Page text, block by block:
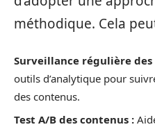
méthodique. Cela
Surveillance régulière
outils d’analytique pour
des contenus.
Test A/B des contenus :